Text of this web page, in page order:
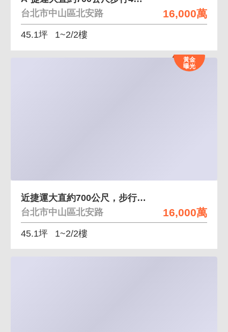
16,000萬
台北市中山區北安路
45.1坪 1~2/2樓
黃金
曝光
16,000萬
近捷運大直約700公尺，步行4分鐘面寬透天金店面
台北市中山區北安路
45.1坪 1~2/2樓